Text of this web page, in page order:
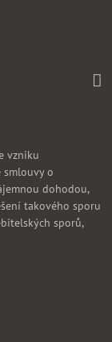
vzniku
o
dohodou,
takového sporu
sporů,